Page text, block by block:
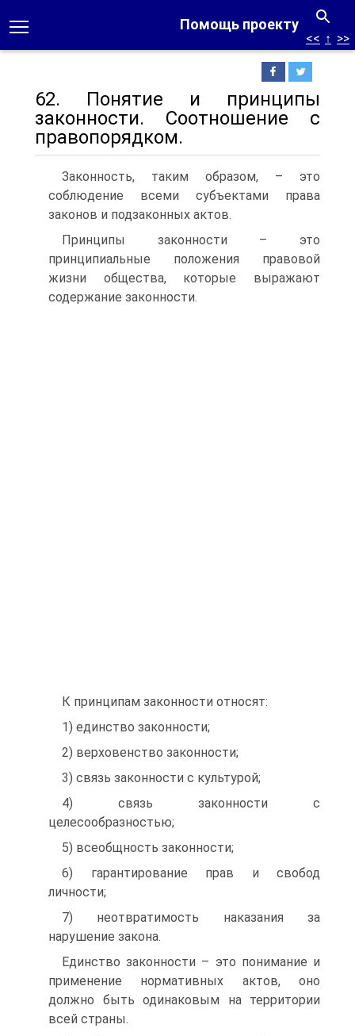
Помощь проекту
<< ↑ >>
62. Понятие и принципы
законности. Соотношение с
правопорядком.
Законность, таким образом, – это
соблюдение всеми субъектами права
законов и подзаконных актов.
Принципы законности – это
принципиальные положения правовой
жизни общества, которые выражают
содержание законности.
К принципам законности относят:
1) единство законности;
2) верховенство законности;
3) связь законности с культурой;
4) связь законности с
целесообразностью;
5) всеобщность законности;
6) гарантирование прав и свобод
личности;
7) неотвратимость наказания за
нарушение закона.
Единство законности – это понимание и
применение нормативных актов, оно
должно быть одинаковым на территории
всей страны.